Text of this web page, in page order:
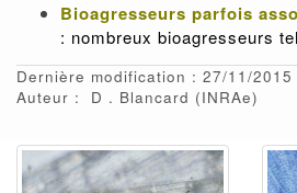
Bioagresseurs parfois
: nombreux bioagresseurs
Dernière modification : 27/11/2015
Auteur :
D Blancard (INRAe)